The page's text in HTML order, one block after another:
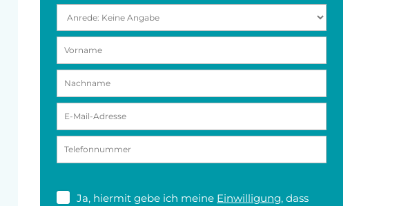
Ja, hiermit gebe ich meine Einwilligung, dass